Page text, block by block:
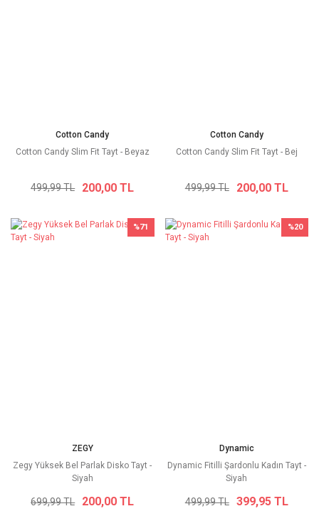
Cotton Candy
Cotton Candy Slim Fit Tayt - Beyaz
499,99 TL 200,00 TL
Cotton Candy
Cotton Candy Slim Fit Tayt - Bej
499,99 TL 200,00 TL
%71
ZEGY
Zegy Yüksek Bel Parlak Disko Tayt -
Siyah
699,99 TL 200,00 TL
%20
Dynamic
Dynamic Fitilli Şardonlu Kadın Tayt -
Siyah
499,99 TL 399,95 TL